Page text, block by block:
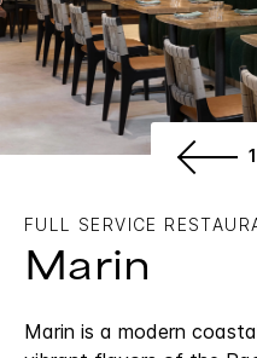
FULL SERVICE
Marin
Marin is a modern